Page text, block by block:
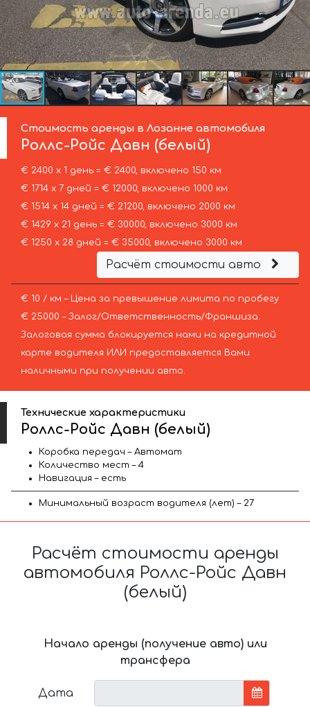
Стоимость аренды в Лозанне автомобиля
Роллс-Ройс Давн (белый)
€ 2400 х 1 день = € 2400, включено 150 км
€ 1714 х 7 дней = € 12000, включено 1000 км
€ 1514 х 14 дней = € 21200, включено 2000 км
€ 1429 х 21 день = € 30000, включено 3000 км
€ 1250 х 28 дней = € 35000, включено 3000 км
Расчёт стоимости авто
€ 10 / км – Цена за превышение лимита по пробегу
€ 25000 – Залог/Ответственность/Франшиза.
Залоговая сумма блокируется нами на кредитной
карте водителя ИЛИ предоставляется Вами
наличными при получении авто.
Технические характеристики
Роллс-Ройс Давн (белый)
Коробка передач – Автомат
Количество мест – 4
Навигация – есть
Минимальный возраст водителя (лет) – 27
Расчёт стоимости аренды
автомобиля Роллс-Ройс Давн
(белый)
Начало аренды (получение авто) или
трансфера
Дата